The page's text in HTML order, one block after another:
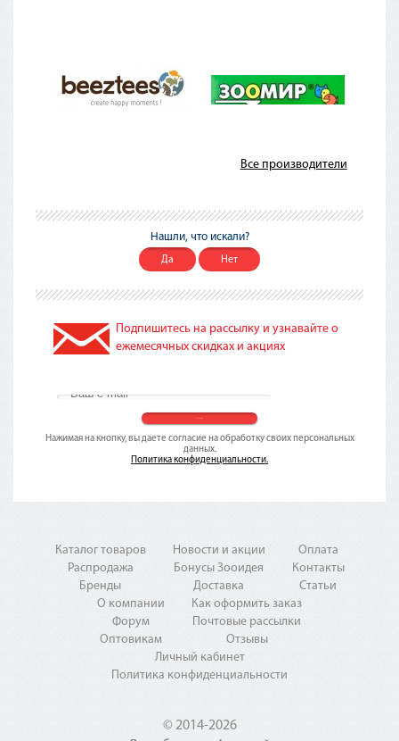
Все производители
Нашли, что искали?
Да Нет
Подпишитесь на рассылку и узнавайте о
ежемесячных скидках и акциях
Нажимая на кнопку, вы даете согласие на обработку своих персональных
данных.
Политика конфиденциальности.
Каталог товаров
Распродажа
Бренды
Новости и акции
Бонусы Зооидея
Доставка
Оплата
Контакты
Статьи
О компании
Форум
Оптовикам
Как оформить заказ
Почтовые рассылки
Отзывы
Личный кабинет
Политика конфиденциальности
© 2014-2026